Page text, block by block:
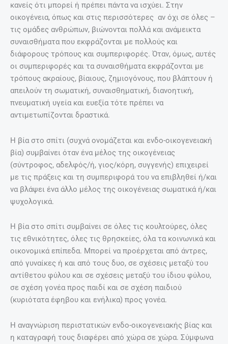
κανείς ότι μπορεί ή πρέπει πάντα να ισχύει. Στην
οικογένεια, όπως και στις περισσότερες αν όχι σε όλες –
τις ομάδες ανθρώπων, βιώνονται πολλά και ανάμεικτα
συναισθήματα που εκφράζονται με πολλούς και
διάφορους τρόπους και συμπεριφορές. Όταν, όμως, αυτές
οι συμπεριφορές και τα συναισθήματα εκφράζονται με
τρόπους ακραίους, βίαιους, ζημιογόνους, που βλάπτουν ή
απειλούν τη σωματική, συναισθηματική, διανοητική,
πνευματική υγεία και ευεξία τότε πρέπει να
αντιμετωπίζονται δραστικά.
Η βία στο σπίτι (συχνά ονομάζεται και ενδο-οικογενειακή
βία) συμβαίνει όταν ένα μέλος της οικογένειας
(σύντροφος, αδελφός/ή, γιος/κόρη, συγγενής) επιχειρεί
με τις πράξεις και τη συμπεριφορά του να επιβληθεί ή/και
να βλάψει ένα άλλο μέλος της οικογένειας σωματικά ή/και
ψυχολογικά.
Η βία στο σπίτι συμβαίνει σε όλες τις κουλτούρες, όλες
τις εθνικότητες, όλες τις θρησκείες, όλα τα κοινωνικά και
οικονομικά επίπεδα. Μπορεί να προέρχεται από άντρες,
από γυναίκες ή και από τους δυο, σε σχέσεις μεταξύ του
αντίθετου φύλου και σε σχέσεις μεταξύ του ίδιου φύλου,
σε σχέση γονέα προς παιδί και σε σχέση παιδιού
(κυριότατα έφηβου και ενήλικα) προς γονέα.
Η αναγνώριση περιστατικών ενδο-οικογενειακής βίας και
η καταγραφή τους διαφέρει από χώρα σε χώρα. Σύμφωνα